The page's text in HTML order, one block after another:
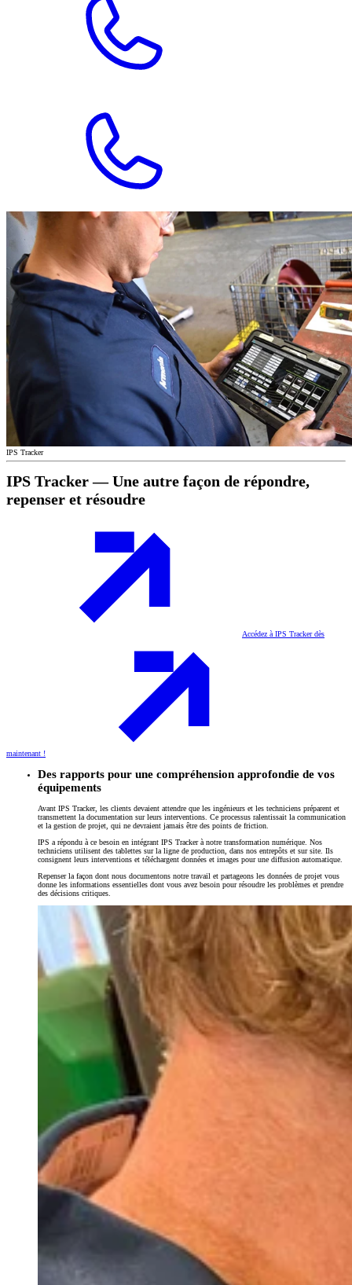
IPS Tracker
IPS Tracker — Une autre façon de répondre,
repenser et résoudre
Accédez à IPS Tracker dès
maintenant !
Des rapports pour une compréhension approfondie de vos
équipements
Avant IPS Tracker, les clients devaient attendre que les ingénieurs et les techniciens préparent et
transmettent la documentation sur leurs interventions. Ce processus ralentissait la communication
et la gestion de projet, qui ne devraient jamais être des points de friction.
IPS a répondu à ce besoin en intégrant IPS Tracker à notre transformation numérique. Nos
techniciens utilisent des tablettes sur la ligne de production, dans nos entrepôts et sur site. Ils
consignent leurs interventions et téléchargent données et images pour une diffusion automatique.
Repenser la façon dont nous documentons notre travail et partageons les données de projet vous
donne les informations essentielles dont vous avez besoin pour résoudre les problèmes et prendre
des décisions critiques.